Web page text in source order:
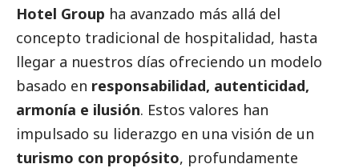
Hotel Group ha avanzado más allá del
concepto tradicional de hospitalidad, hasta
llegar a nuestros días ofreciendo un modelo
basado en responsabilidad, autenticidad,
armonía e ilusión. Estos valores han
impulsado su liderazgo en una visión de un
turismo con propósito, profundamente